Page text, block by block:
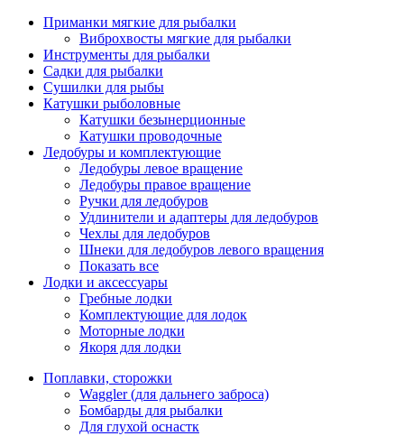
Приманки мягкие для рыбалки
Виброхвосты мягкие для рыбалки
Инструменты для рыбалки
Садки для рыбалки
Сушилки для рыбы
Катушки рыболовные
Катушки безынерционные
Катушки проводочные
Ледобуры и комплектующие
Ледобуры левое вращение
Ледобуры правое вращение
Ручки для ледобуров
Удлинители и адаптеры для ледобуров
Чехлы для ледобуров
Шнеки для ледобуров левого вращения
Показать все
Лодки и аксессуары
Гребные лодки
Комплектующие для лодок
Моторные лодки
Якоря для лодки
Поплавки, сторожки
Waggler (для дальнего заброса)
Бомбарды для рыбалки
Для глухой оснастк